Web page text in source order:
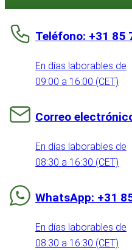
Teléfono: +31 85
En días laborables de
09:00 a 16:00 (CET)
Correo
En días laborables de
08:30 a 16:30 (CET)
WhatsApp: +31
En días laborables de
08:30 a 16:30 (CET)